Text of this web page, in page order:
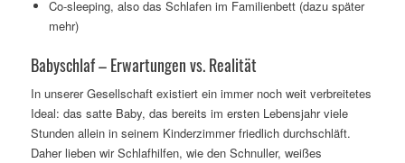
Co-sleeping, also das Schlafen im Familienbett (dazu später
mehr)
Babyschlaf – Erwartungen vs. Realität
In unserer Gesellschaft existiert ein immer noch weit verbreitetes
Ideal: das satte Baby, das bereits im ersten Lebensjahr viele
Stunden allein in seinem Kinderzimmer friedlich durchschläft.
Daher lieben wir Schlafhilfen, wie den Schnuller, weißes